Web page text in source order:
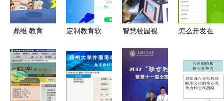
鼎维 教育
系统开发公
司
定制教育软
App开发，
助力企业培
训与在线教
智慧校园视
科专业教育
软件开发的
优化路径分
怎么开发在
app?